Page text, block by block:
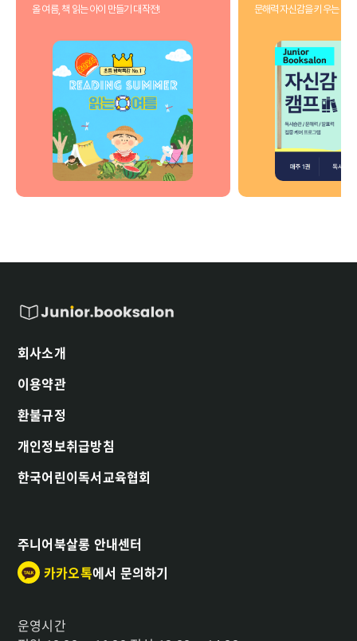
올 여름, 책 읽는 아이 만들기 대작전! 문해력 자신감을 키우는 3개
회사소개
이용약관
환불규정
개인정보취급방침
한국어린이독서교육협회
주니어북살롱 안내센터
카카오톡에서 문의하기
운영시간